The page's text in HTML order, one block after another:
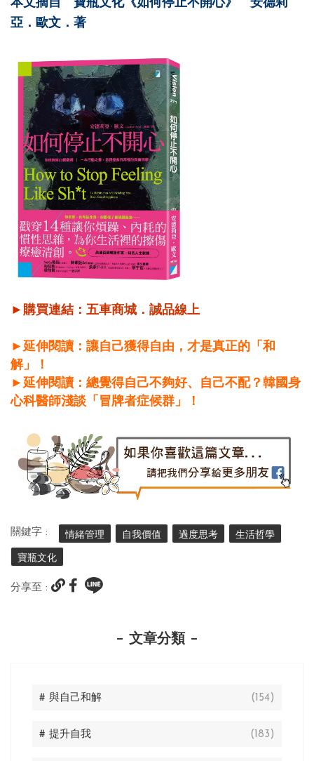
亞．歐文．著
►購買連結： 五車商城 ． 誠品線上
►延伸閱讀：讓自己獲得自由，才是真正的「和
解」！
►延伸閱讀：總覺得自己不夠好、自己不配？韓國身
心科醫師淺談「冒牌者症候群」！
關鍵字 : 情緒管理 自我價值 過度思考 生活哲學
寶瓶文化
分享至 :
文章分類
# 與自己和解 (154)
# 提升自我 (183)